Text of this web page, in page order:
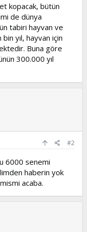
kopacak, bütün
de dünya
tabiri hayvan ve
yıl, hayvan için
Buna göre
300.000 yıl
#2
6000 senemi
haberin yok
acaba.